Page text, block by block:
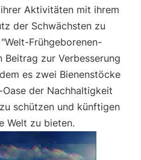
Aktivitäten mit ihrem
der Schwächsten zu
Frühgeborenen-
Beitrag zur Verbesserung
es zwei Bienenstöcke
der Nachhaltigkeit
schützen und künftigen
Welt zu bieten.